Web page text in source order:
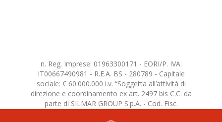
n. Reg. Imprese: 01963300171 - EORI/P. IVA:
IT00667490981 - R.E.A. BS - 280789 - Capitale
sociale: € 60.000.000 i.v. “Soggetta all’attività di
direzione e coordinamento ex art. 2497 bis C.C. da
parte di SILMAR GROUP S.p.A. - Cod. Fisc.